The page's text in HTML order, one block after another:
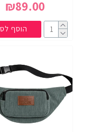
₪89.00
הוסף